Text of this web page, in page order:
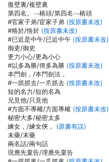
復壁裏/複壁裏
第四名。﹁樁頭/第四名﹁樁頭
#官家子弟/宦家子弟 (按原書未改)
#格於/恪於 (按原書未改)
#已近是中午/已近中午 (按原書未改)
御吏/御史
更力小心/更為小心
#以多為勝/倚多為勝 (按原書未改)
本門劍，/本門劍法，
#一抓抓去/一爪抓去 (按原書未改)
短的名力/短的名為
兄見他/只見他
#方面不專權/方面專權 (按原書未改)
秘密大多/秘密太多
練女，/練女俠， (原書有誤)
未藥/末藥
兩名話/兩句話
現應先稟告/理應先稟告